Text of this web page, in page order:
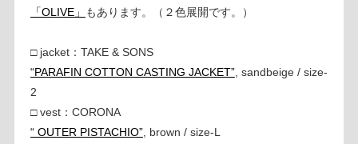
「OLIVE」
もあります。（２色展開です。）
□ jacket：TAKE & SONS
“PARAFIN COTTON CASTING JACKET”, sandbeige / size-
2
□ vest：CORONA
“ OUTER PISTACHIO”, brown / size-L